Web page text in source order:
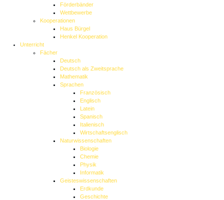
Förderbänder
Wettbewerbe
Kooperationen
Haus Bürgel
Henkel Kooperation
Unterricht
Fächer
Deutsch
Deutsch als Zweitsprache
Mathematik
Sprachen
Französisch
Englisch
Latein
Spanisch
Italienisch
Wirtschaftsenglisch
Naturwissenschaften
Biologie
Chemie
Physik
Informatik
Geisteswissenschaften
Erdkunde
Geschichte